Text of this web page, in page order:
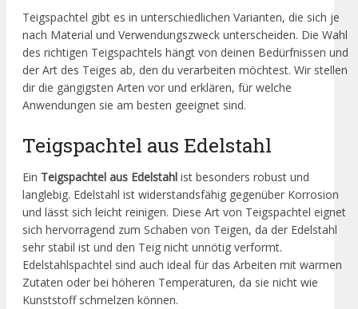
Teigspachtel gibt es in unterschiedlichen Varianten, die sich je
nach Material und Verwendungszweck unterscheiden. Die Wahl
des richtigen Teigspachtels hängt von deinen Bedürfnissen und
der Art des Teiges ab, den du verarbeiten möchtest. Wir stellen
dir die gängigsten Arten vor und erklären, für welche
Anwendungen sie am besten geeignet sind.
Teigspachtel aus Edelstahl
Ein Teigspachtel aus Edelstahl ist besonders robust und
langlebig. Edelstahl ist widerstandsfähig gegenüber Korrosion
und lässt sich leicht reinigen. Diese Art von Teigspachtel eignet
sich hervorragend zum Schaben von Teigen, da der Edelstahl
sehr stabil ist und den Teig nicht unnötig verformt.
Edelstahlspachtel sind auch ideal für das Arbeiten mit warmen
Zutaten oder bei höheren Temperaturen, da sie nicht wie
Kunststoff schmelzen können.